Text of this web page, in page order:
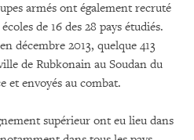
armés ont également recruté
de 16 des 28 pays étudiés.
décembre 2013, quelque 413
de Rubkonain au Soudan du
et envoyés au combat.
supérieur ont eu lieu dans